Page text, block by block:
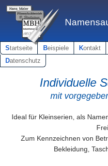
Startseite Beispiele Kontakt
Datenschutz
Individuelle
mit
Ideal für Kleinserien, als
Zum Kennzeichnen von
Bekleidung,